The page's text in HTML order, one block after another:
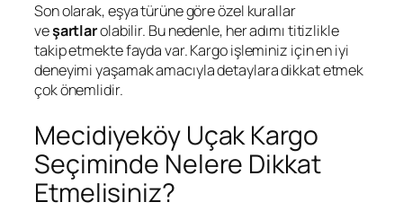
Son olarak, eşya türüne göre özel kurallar
veşartlarolabilir. Bu nedenle, her adımı titizlikle
takip etmekte fayda var. Kargo işleminiz için en iyi
deneyimi yaşamak amacıyla detaylara dikkat etmek
çok önemlidir.
Mecidiyeköy Uçak Kargo
Seçiminde Nelere Dikkat
Etmelisiniz?